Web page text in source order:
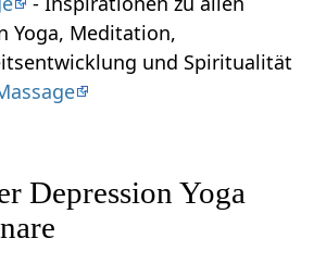
Yoga, Meditation,
und Spiritualität
Depression Yoga